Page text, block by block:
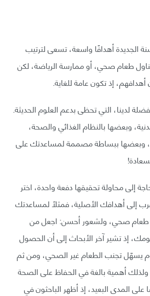
الجديدة أهدافًا واسعة، تسعى لترتيب
طعام صحي، أو ممارسة الرياضة، لكن
إذ تكون عامة للغاية.
لدينا، التي تحظى بدعم العلوم الحديثة.
وبعضها بالنظام الغذائي والصحة،
وبعضها ببساطة مصممة لمساعدتك على
إلى محاولة تحقيقها دفعة واحدة، اختر
إلى أهدافك الأصلية، فمثلًا لمساعدتك
طعام صحي، ولشعور أحسن: اجعل من
إذ تشير آخر الأبحاث إلى أن الحصول
تجنب الطعام غير الصحي، ومن ثم
أهمية بالغة في الحفاظ على الصحة
المدى البعيد، إذ أظهر الباحثون في